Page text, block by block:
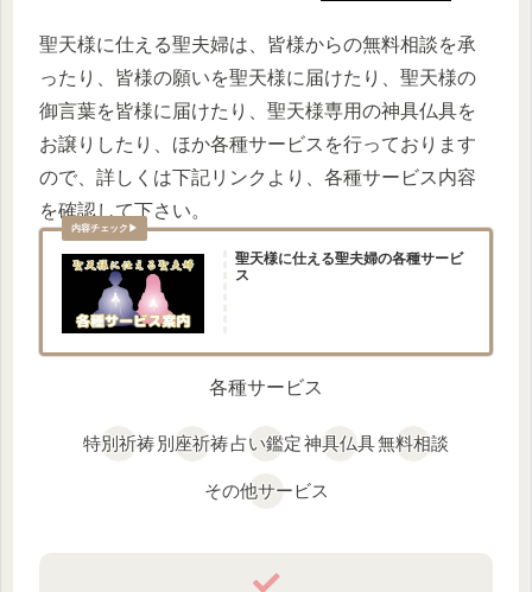
聖天様に仕える聖夫婦は、皆様からの無料相談を承
ったり、皆様の願いを聖天様に届けたり、聖天様の
御言葉を皆様に届けたり、聖天様専用の神具仏具を
お譲りしたり、ほか各種サービスを行っております
ので、詳しくは下記リンクより、各種サービス内容
を確認して下さい。
聖天様に仕える聖夫婦の各種サービ
ス
各種サービス
特別祈祷別座祈祷占い鑑定神具仏具無料相談
その他サービス